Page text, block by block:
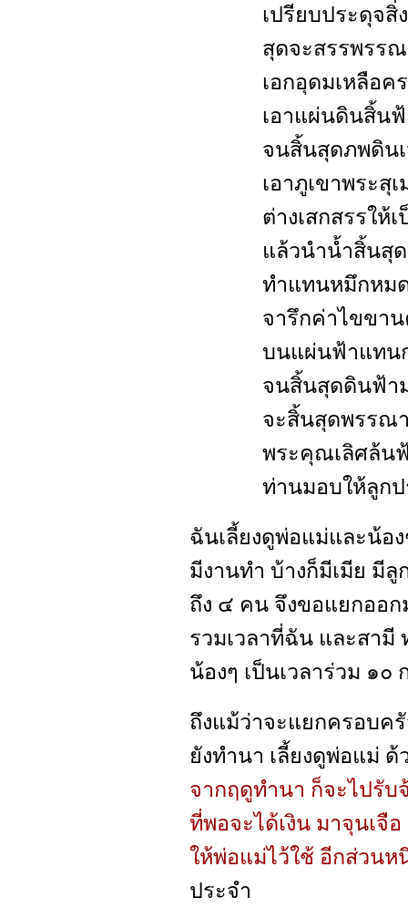
เปรียบประดุจสิ่
สุดจะสรรพรร
เอกอุดมเหลือ
เอาแผ่นดินสิ้น
จนสิ้นสุดภพดิน
เอาภูเขาพระสุ
ต่างเสกสรรให้
แล้วนำน้ำสิ้นสุ
ทำแทนหมึกหม
จารึกค่าไขขา
บนแผ่นฟ้าแทน
จนสิ้นสุดดินฟ้า
จะสิ้นสุดพรรณ
พระคุณเลิศล้น
ท่านมอบให้ลูกป
ฉันเลี้ยงดูพ่อแม่และน้อ
มีงานทำ บ้างก็มีเมีย มี
ถึง ๔ คน จึงขอแยกออก
รวมเวลาที่ฉัน และสามี
น้องๆ เป็นเวลาร่วม ๑๐
ถึงแม้ว่าจะแยกครอบค
ยังทำนา เลี้ยงดูพ่อแม่
จากฤดูทำนา ก็จะไปรับ
ที่พอจะได้เงิน มาจุนเจื
ให้พ่อแม่ไว้ใช้ อีกส่วน
ประจำ